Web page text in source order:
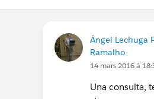
Ángel Lechuga
Ramalho
14 mars 2016 à
Una consulta,